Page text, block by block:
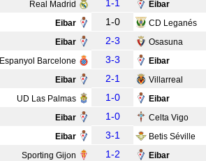
Real Madrid 1-1 Eibar
Eibar 1-0 CD Leganés
Eibar 2-3 Osasuna
Espanyol Barcelone 3-3 Eibar
Eibar 2-1 Villarreal
UD Las Palmas 1-0 Eibar
Eibar 1-0 Celta Vigo
Eibar 3-1 Betis Séville
Sporting Gijon 1-2 Eibar